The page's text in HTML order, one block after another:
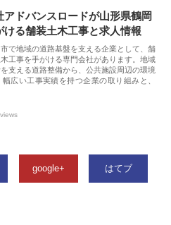
アドバンスロードが山形県鶴岡
ける舗装土木工事と求人情報
で地域の道路基盤を支える企業として、舗
工事を手がける専門会社があります。地域
支える道路整備から、公共施設周辺の環境
広い工事実績を持つ企業の取り組みと、
google+ はてブ